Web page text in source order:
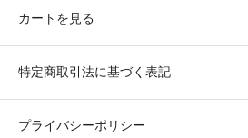
カートを見る
特定商取引法に基づく表記
プライバシーポリシー